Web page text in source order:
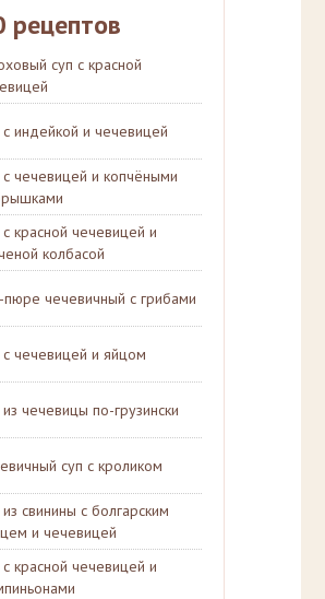
суп с красной
индейкой и чечевицей
чечевицей и копчёными
красной чечевицей и
колбасой
пюре чечевичный с грибами
чечевицей и яйцом
чечевицы по-грузински
суп с кроликом
свинины с болгарским
и чечевицей
красной чечевицей и